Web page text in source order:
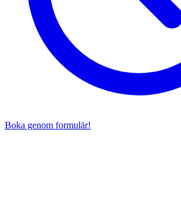
Boka genom formulär!